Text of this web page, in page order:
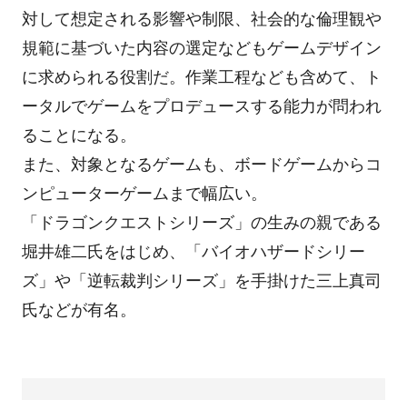
対して想定される影響や制限、社会的な倫理観や
規範に基づいた内容の選定などもゲームデザイン
に求められる役割だ。作業工程なども含めて、ト
ータルでゲームをプロデュースする能力が問われ
ることになる。
また、対象となるゲームも、ボードゲームからコ
ンピューターゲームまで幅広い。
「ドラゴンクエストシリーズ」の生みの親である
堀井雄二氏をはじめ、「バイオハザードシリー
ズ」や「逆転裁判シリーズ」を手掛けた三上真司
氏などが有名。